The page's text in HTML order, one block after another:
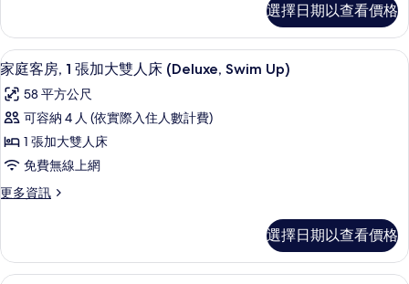
所
有
相
片
詳
情
大
雙
人
床
(Deluxe,
Partial
Sea
View)
的
有
相
客
房,
1
張
加
大
人
床
Partial
詳
情
選擇日期以查看價格
顯
示
家
庭
客
房,
1
加
大
家庭客房, 1 張加大雙人床 (Deluxe,
4
家庭客房, 1 張加大雙人床 (Deluxe, Swim Up)
58 平方公尺
可容納 4 人 (依實際入住人數計費)
1 張加大雙人床
免費無線上網
更多資訊
更
客
房,
選擇日期以查看價格
客房內保險箱、書桌、遮光布/窗簾、